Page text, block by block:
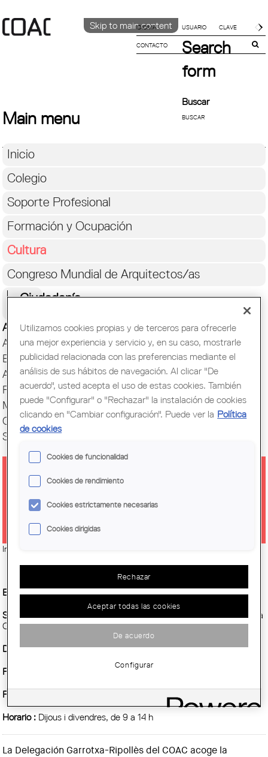
Skip to main content
IDIOMA
CATALÀ
CONTACTO
Search
form
Buscar
Main menu
Inicio
Colegio
Soporte Profesional
Formación y Ocupación
Cultura
Congreso Mundial de Arquitectos/as
Ciudadanía
Actualidad
Actos y Exposiciones
Biblioteca
Archivo histórico
Publicaciones
Muestras de Arquitectura
Oficina del Paisaje
Setmana Arquitectura
EXPOSICIÓN 'EL OLOT DEL SIGLO
XVII'
Imatge:
Entidad Organizadora :COAC
Sitio :Sede de la Delegación Garrotxa-Ripollès del COAC. Avenida
Once de Septiembre, 13. Olot
Demarcación :Girona - Delegació de la Garrotxa-Ripollès
Fecha inicio :
Jueves, 5 Mayo, 2022
Fecha fin :
Horario : Dijous i divendres, de 9 a 14 h
La Delegación Garrotxa-Ripollès del COAC acoge la
Utilizamos cookies propias y de terceros para ofrecerle
una mejor experiencia y servicio y, en su caso, mostrarle
publicidad relacionada con las preferencias mediante el
análisis de sus hábitos de navegación. Al clicar "De
acuerdo", usted acepta el uso de estas cookies. También
puede "Configurar" o "Rechazar" la instalación de cookies
clicando en "Cambiar configuración". Puede ver la Política
de cookies
Cookies de funcionalidad
Cookies de rendimiento
Cookies estrictamente necesarias
Cookies dirigidas
Rechazar
Aceptar todas las cookies
De acuerdo
Configurar